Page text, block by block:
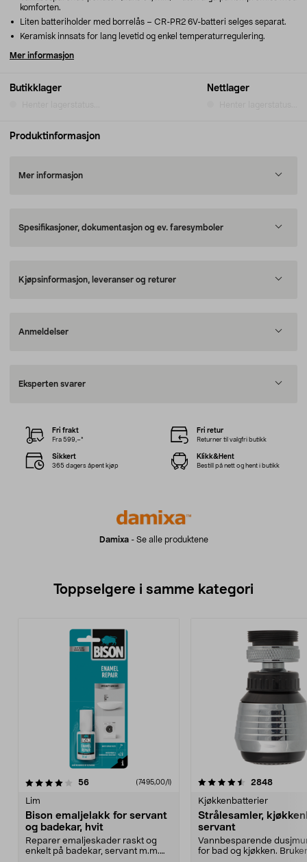
Butikklager Nettlager
komforten.
Liten batteriholder med borrelås – CR-PR2 6V-batteri selges separat.
Keramisk innsats for lang levetid og enkel temperaturregulering.
Mer informasjon
Produktinformasjon
Mer informasjon
Spesifikasjoner, dokumentasjon og ev. faresymboler
Kjøpsinformasjon, leveranser og returer
Anmeldelser
Eksperten svarer
Damixa- Se alle produktene
Fri frakt
Fra 599,–*
Fri retur
Returner til valgfri butikk
Sikkert
365 dagers åpent kjøp
Klikk&Hent
Bestill på nett og hent i butikk
Toppselgere i samme kategori
56anmeldelser(7495,00/l)
Lim
Bison emaljelakk for servant
og badekar, hvit
Reparer emaljeskader raskt og
enkelt på badekar, servant m.m.
4.5 av 5 stjerner 2848
Kjøkkenbatterier
Strålesamler,
servant
Vannbesparende
for bad og kjøkken.
3.5 av 5 stjerner